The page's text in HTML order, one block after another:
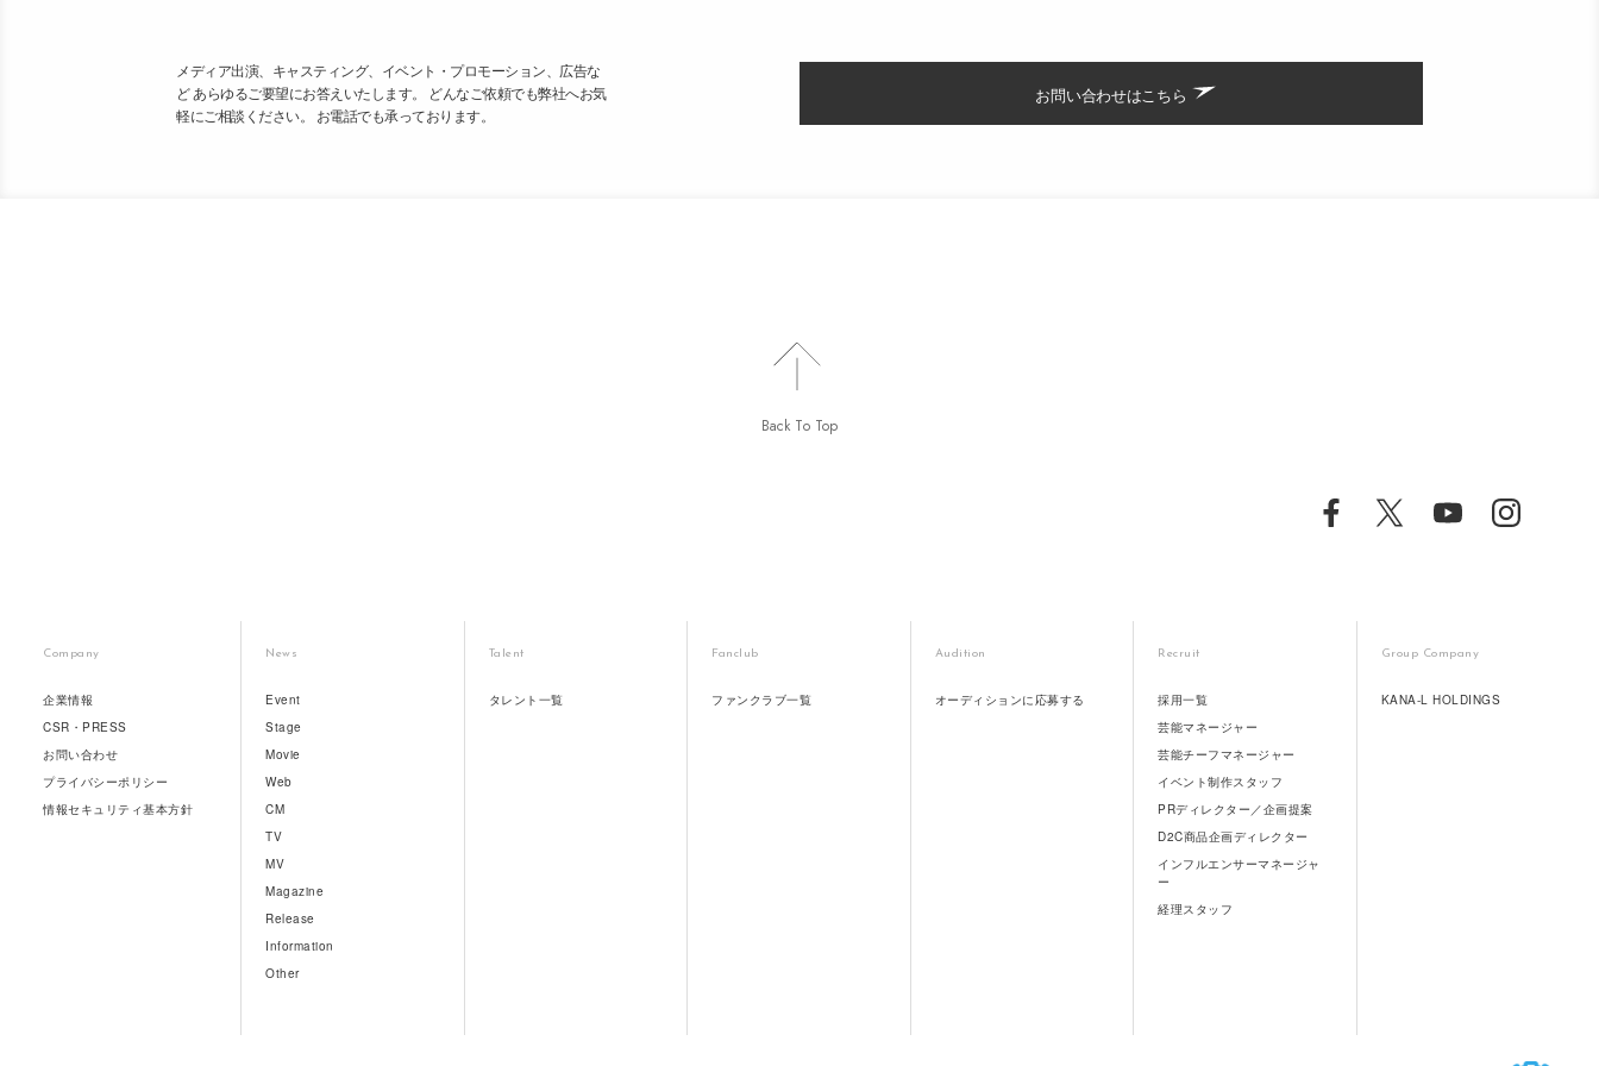
メディア出演、キャスティング、イベント・プロモーション、広告な
ど あらゆるご要望にお答えいたします。 どんなご依頼でも弊社へお気
軽にご相談ください。 お電話でも承っております。
お問い合わせはこちら
Back To Top
Company
企業情報
CSR・PRESS
お問い合わせ
プライバシーポリシー
情報セキュリティ基本方針
News
Event
Stage
Movie
Web
CM
TV
MV
Magazine
Release
Information
Other
Talent
タレント一覧
Fanclub
ファンクラブ一覧
Audition
オーディションに応募する
Recruit
採用一覧
芸能マネージャー
芸能チーフマネージャー
イベント制作スタッフ
PRディレクター／企画提案
D2C商品企画ディレクター
インフルエンサーマネージャ
ー
経理スタッフ
Group Company
KANA-L HOLDINGS